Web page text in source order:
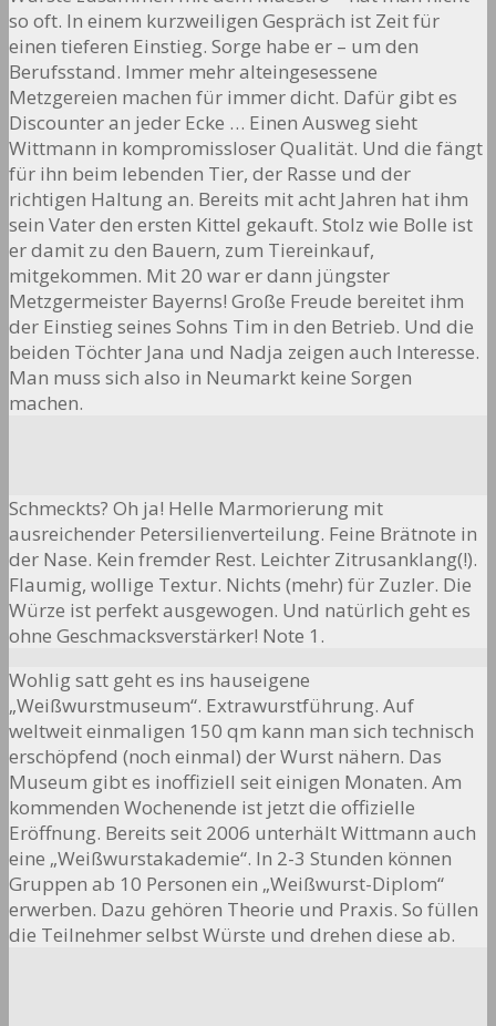
so oft. In einem kurzweiligen Gespräch ist Zeit für
einen tieferen Einstieg. Sorge habe er – um den
Berufsstand. Immer mehr alteingesessene
Metzgereien machen für immer dicht. Dafür gibt es
Discounter an jeder Ecke … Einen Ausweg sieht
Wittmann in kompromissloser Qualität. Und die fängt
für ihn beim lebenden Tier, der Rasse und der
richtigen Haltung an. Bereits mit acht Jahren hat ihm
sein Vater den ersten Kittel gekauft. Stolz wie Bolle ist
er damit zu den Bauern, zum Tiereinkauf,
mitgekommen. Mit 20 war er dann jüngster
Metzgermeister Bayerns! Große Freude bereitet ihm
der Einstieg seines Sohns Tim in den Betrieb. Und die
beiden Töchter Jana und Nadja zeigen auch Interesse.
Man muss sich also in Neumarkt keine Sorgen
machen.
Schmeckts? Oh ja! Helle Marmorierung mit
ausreichender Petersilienverteilung. Feine Brätnote in
der Nase. Kein fremder Rest. Leichter Zitrusanklang(!).
Flaumig, wollige Textur. Nichts (mehr) für Zuzler. Die
Würze ist perfekt ausgewogen. Und natürlich geht es
ohne Geschmacksverstärker! Note 1.
Wohlig satt geht es ins hauseigene
„Weißwurstmuseum“. Extrawurstführung. Auf
weltweit einmaligen 150 qm kann man sich technisch
erschöpfend (noch einmal) der Wurst nähern. Das
Museum gibt es inoffiziell seit einigen Monaten. Am
kommenden Wochenende ist jetzt die offizielle
Eröffnung. Bereits seit 2006 unterhält Wittmann auch
eine „Weißwurstakademie“. In 2-3 Stunden können
Gruppen ab 10 Personen ein „Weißwurst-Diplom“
erwerben. Dazu gehören Theorie und Praxis. So füllen
die Teilnehmer selbst Würste und drehen diese ab.